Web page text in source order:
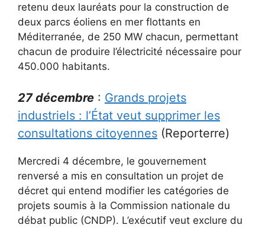
retenu deux lauréats pour la construction de
deux parcs éoliens en mer flottants en
Méditerranée, de 250 MW chacun, permettant
chacun de produire l’électricité nécessaire pour
450.000 habitants.
27 décembre : Grands projets
industriels : l’État veut supprimer les
consultations citoyennes (Reporterre)
Mercredi 4 décembre, le gouvernement
renversé a mis en consultation un projet de
décret qui entend modifier les catégories de
projets soumis à la Commission nationale du
débat public (CNDP). L’exécutif veut exclure du